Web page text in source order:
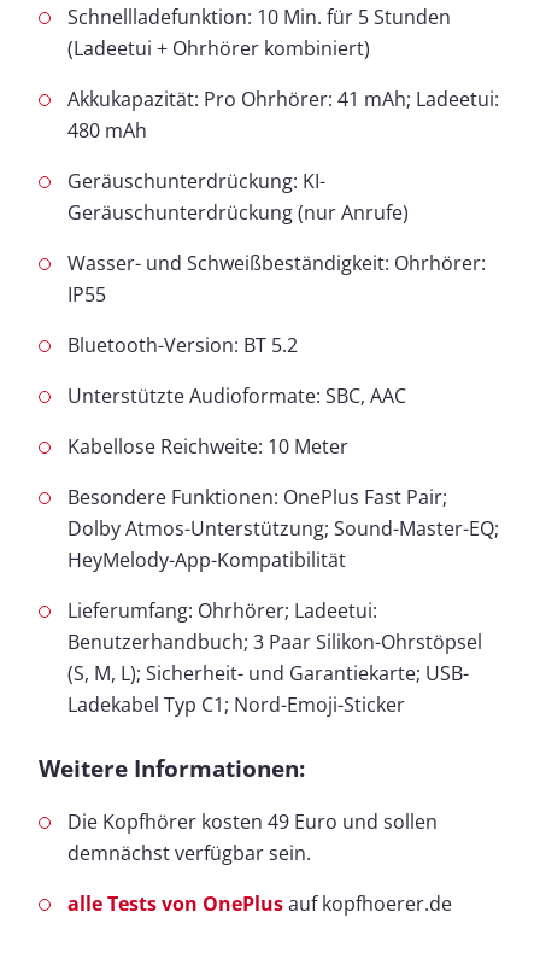
Schnellladefunktion: 10 Min. für 5 Stunden
(Ladeetui + Ohrhörer kombiniert)
Akkukapazität: Pro Ohrhörer: 41 mAh; Ladeetui:
480 mAh
Geräuschunterdrückung: KI-
Geräuschunterdrückung (nur Anrufe)
Wasser- und Schweißbeständigkeit: Ohrhörer:
IP55
Bluetooth-Version: BT 5.2
Unterstützte Audioformate: SBC, AAC
Kabellose Reichweite: 10 Meter
Besondere Funktionen: OnePlus Fast Pair;
Dolby Atmos-Unterstützung; Sound-Master-EQ;
HeyMelody-App-Kompatibilität
Lieferumfang: Ohrhörer; Ladeetui:
Benutzerhandbuch; 3 Paar Silikon-Ohrstöpsel
(S, M, L); Sicherheit- und Garantiekarte; USB-
Ladekabel Typ C1; Nord-Emoji-Sticker
Weitere Informationen:
Die Kopfhörer kosten 49 Euro und sollen
demnächst verfügbar sein.
alle Tests von OnePlusauf kopfhoerer.de